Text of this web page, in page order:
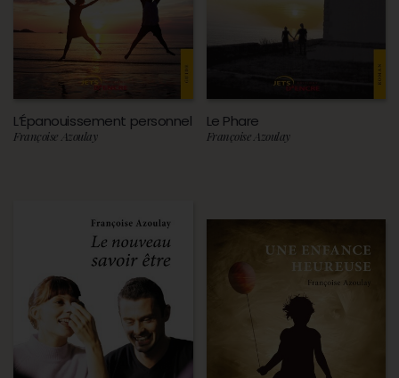
L’Épanouissement personnel
Françoise Azoulay
Le Phare
Françoise Azoulay